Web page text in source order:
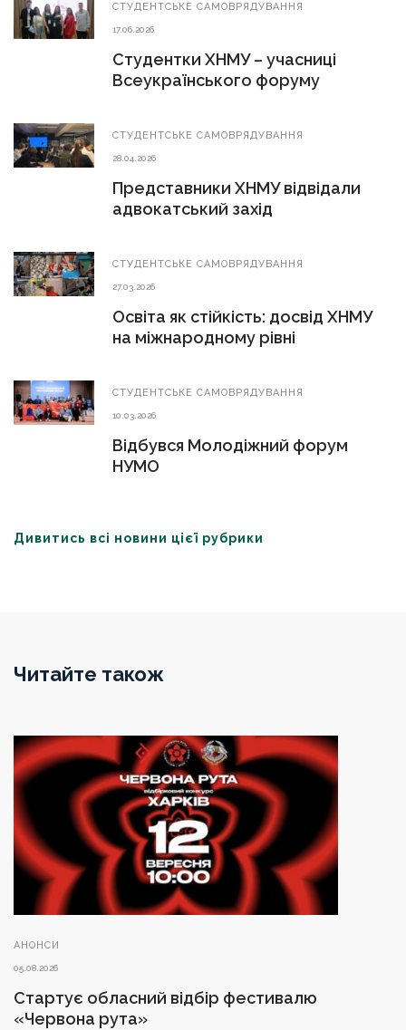
СТУДЕНТСЬКЕ САМОВРЯДУВАННЯ
17.06.2026
Студентки ХНМУ – учасниці
Всеукраїнського форуму
СТУДЕНТСЬКЕ САМОВРЯДУВАННЯ
28.04.2026
Представники ХНМУ відвідали
адвокатський захід
СТУДЕНТСЬКЕ САМОВРЯДУВАННЯ
27.03.2026
Освіта як стійкість: досвід ХНМУ
на міжнародному рівні
СТУДЕНТСЬКЕ САМОВРЯДУВАННЯ
10.03.2026
Відбувся Молодіжний форум
НУМО
Дивитись всі новини цієї рубрики
Читайте також
АНОНСИ
05.08.2026
Стартує обласний відбір фестивалю
«Червона рута»